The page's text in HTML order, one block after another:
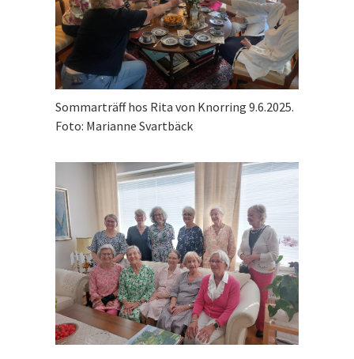
Sommarträff hos Rita von Knorring 9.6.2025.
Foto: Marianne Svartbäck